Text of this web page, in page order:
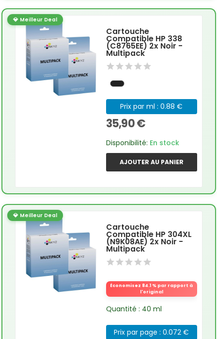
💎 Meilleur Deal
Cartouche
Compatible HP 338
(C8765EE) 2x Noir -
Multipack
Prix par ml : 0.88 €
35,90 €
Disponibilité: En stock
AJOUTER AU PANIER
💎 Meilleur Deal
Cartouche
Compatible HP 304XL
(N9K08AE) 2x Noir -
Multipack
Économisez 84.1 % par rapport à
l'original
Quantité : 40 ml
Prix par page : 0.072 €